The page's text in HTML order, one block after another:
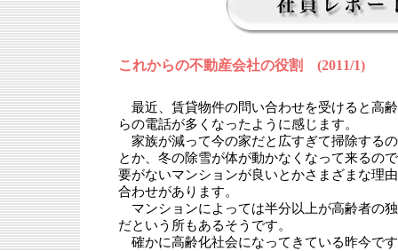
これからの不動産会社の役割 (2011/1)
最近、賃貸物件の問い合わせを受けると高
らの電話が多くなったように感じます。
家族が減って今の家だと広すぎて掃除する
とか、冬の除雪が体が動かなくなって来るの
要がないマンションが良いとかさまざまな理
合わせがあります。
マンションによっては半分以上が高齢者の
だという所もあるそうです。
確かに高齢化社会になってきている昨今で